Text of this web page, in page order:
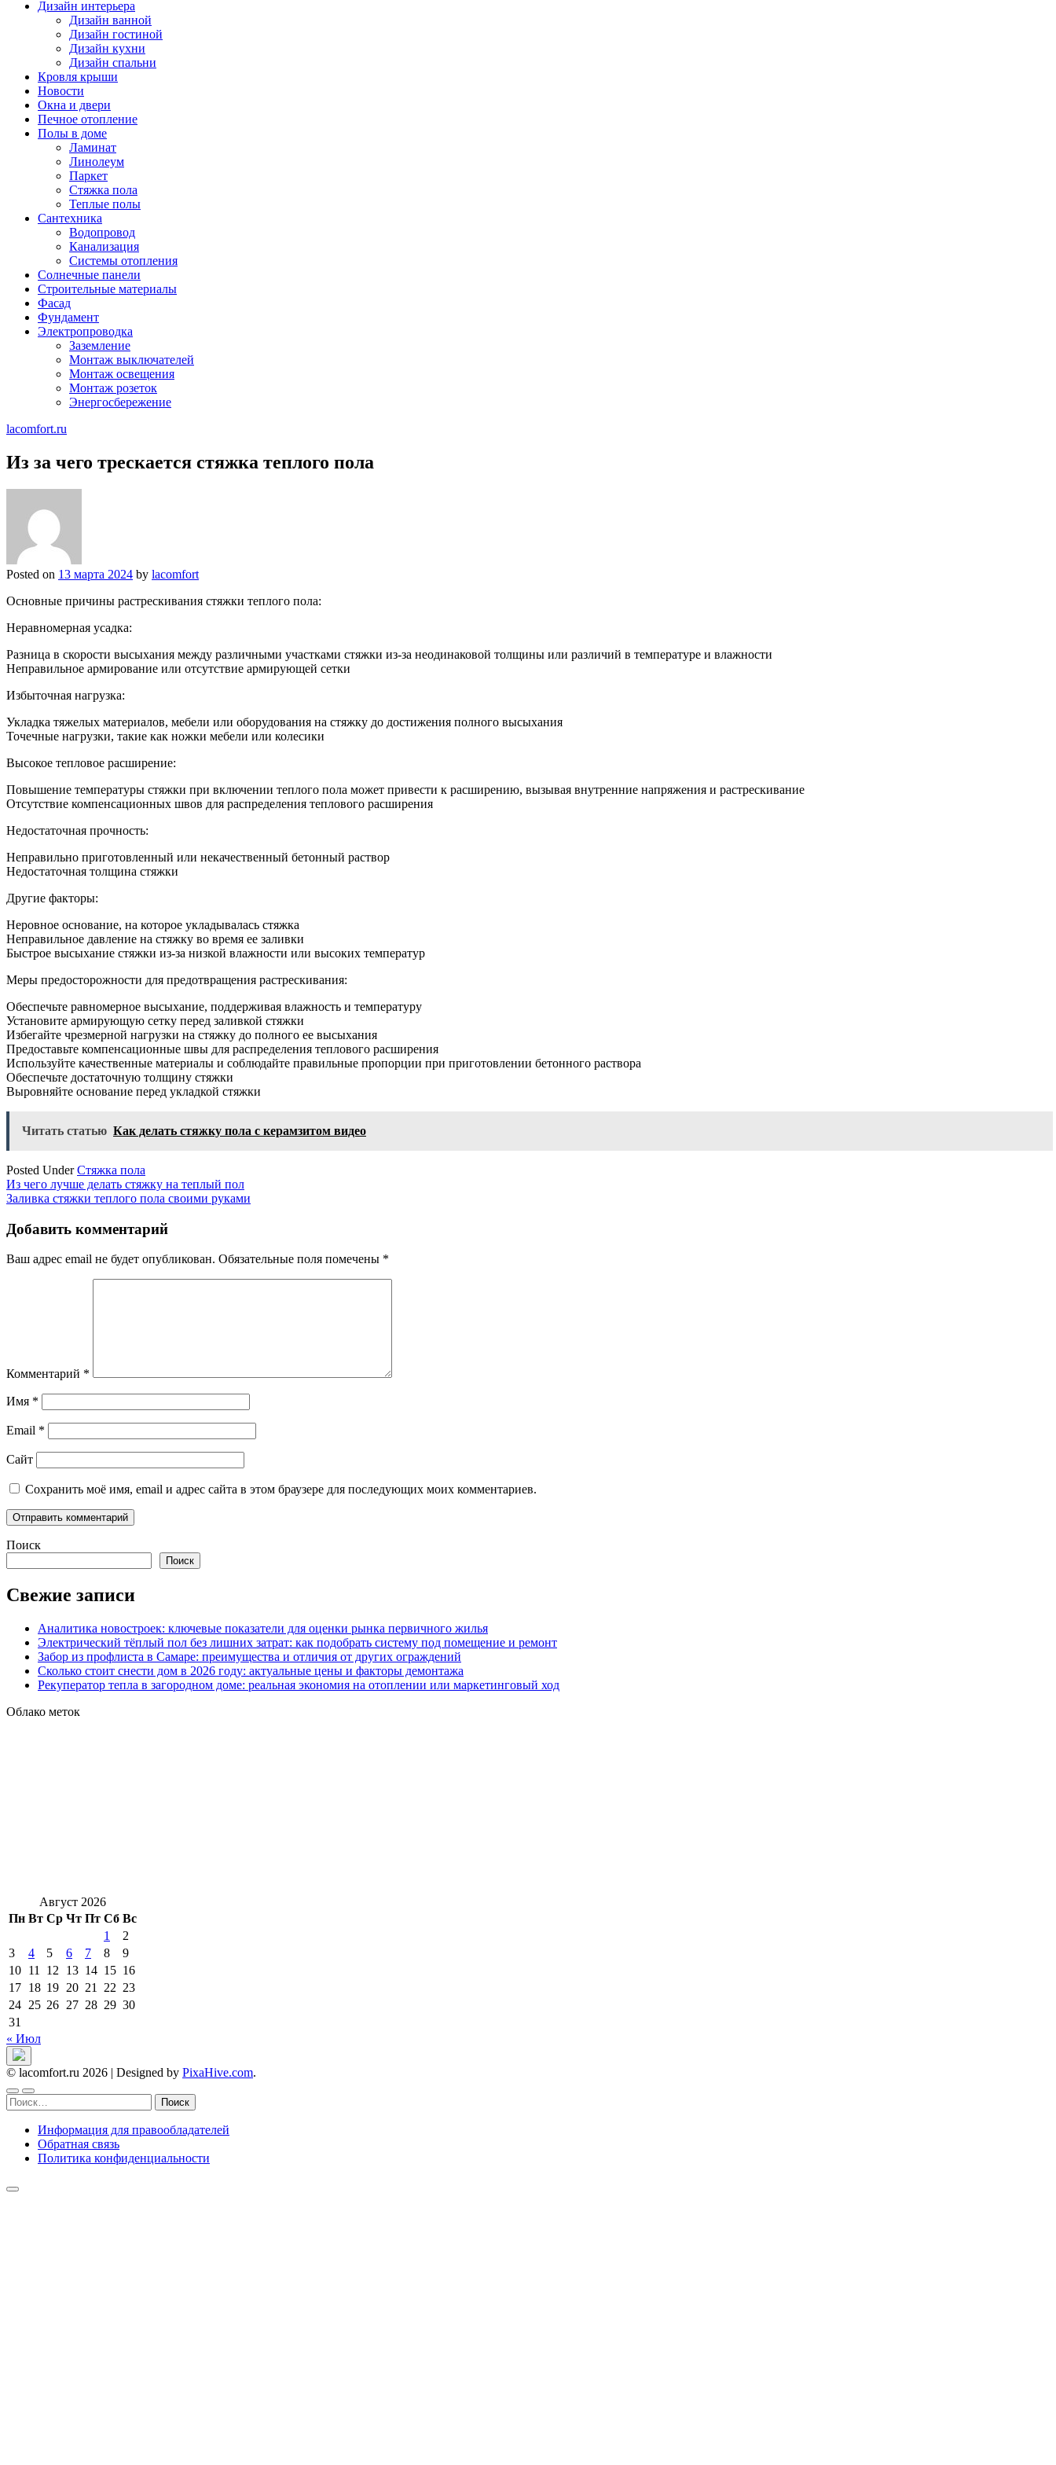
Дизайн интерьера
Дизайн ванной
Дизайн гостиной
Дизайн кухни
Дизайн спальни
Кровля крыши
Новости
Окна и двери
Печное отопление
Полы в доме
Ламинат
Линолеум
Паркет
Стяжка пола
Теплые полы
Сантехника
Водопровод
Канализация
Системы отопления
Солнечные панели
Строительные материалы
Фасад
Фундамент
Электропроводка
Заземление
Монтаж выключателей
Монтаж освещения
Монтаж розеток
Энергосбережение
lacomfort.ru
Из за чего трескается стяжка теплого пола
Posted on 13 марта 2024 by lacomfort
Основные причины растрескивания стяжки теплого пола:
Неравномерная усадка:
Разница в скорости высыхания между различными участками стяжки из-за неодинаковой толщины или различий в температуре и влажности
Неправильное армирование или отсутствие армирующей сетки
Избыточная нагрузка:
Укладка тяжелых материалов, мебели или оборудования на стяжку до достижения полного высыхания
Точечные нагрузки, такие как ножки мебели или колесики
Высокое тепловое расширение:
Повышение температуры стяжки при включении теплого пола может привести к расширению, вызывая внутренние напряжения и растрескивание
Отсутствие компенсационных швов для распределения теплового расширения
Недостаточная прочность:
Неправильно приготовленный или некачественный бетонный раствор
Недостаточная толщина стяжки
Другие факторы:
Неровное основание, на которое укладывалась стяжка
Неправильное давление на стяжку во время ее заливки
Быстрое высыхание стяжки из-за низкой влажности или высоких температур
Меры предосторожности для предотвращения растрескивания:
Обеспечьте равномерное высыхание, поддерживая влажность и температуру
Установите армирующую сетку перед заливкой стяжки
Избегайте чрезмерной нагрузки на стяжку до полного ее высыхания
Предоставьте компенсационные швы для распределения теплового расширения
Используйте качественные материалы и соблюдайте правильные пропорции при приготовлении бетонного раствора
Обеспечьте достаточную толщину стяжки
Выровняйте основание перед укладкой стяжки
Читать статью Как делать стяжку пола с керамзитом видео
Posted UnderСтяжка пола
Навигация
по
записям
Из чего лучше делать стяжку на теплый пол
Заливка стяжки теплого пола своими руками
Добавить комментарий
Ваш адрес email не будет опубликован. Обязательные поля помечены *
Комментарий *
Имя *
Email *
Сайт
Сохранить моё имя, email и адрес сайта в этом браузере для последующих моих комментариев.
Поиск
Поиск
Свежие записи
Аналитика новостроек: ключевые показатели для оценки рынка первичного жилья
Электрический тёплый пол без лишних затрат: как подобрать систему под помещение и ремонт
Забор из профлиста в Самаре: преимущества и отличия от других ограждений
Сколько стоит снести дом в 2026 году: актуальные цены и факторы демонтажа
Рекуператор тепла в загородном доме: реальная экономия на отоплении или маркетинговый ход
Облако меток
Август 2026
Пн Вт Ср Чт Пт Сб Вс
1
2
3
4 5 6 7 8
9
10 11 12 13 14 15 16
17 18 19 20 21 22 23
24 25 26 27 28 29 30
31
« Июл
© lacomfort.ru 2026 | Designed by PixaHive.com.
Найти:
Информация для правообладателей
Обратная связь
Политика конфиденциальности